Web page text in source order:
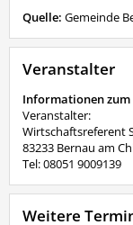
Quelle: Gemeinde
Veranstalter
Informationen
Veranstalter:
Wirtschaftsreferent
83233 Bernau am
Tel: 08051 9009139
Weitere